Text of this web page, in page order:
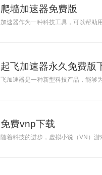
爬墙加速器免费版
加速器作为一种科技工具，可以帮助
起飞加速器永久免费版
飞加速器是一种新型科技产品，能够
免费vnp下载
随着科技的进步，虚拟小说（VN）